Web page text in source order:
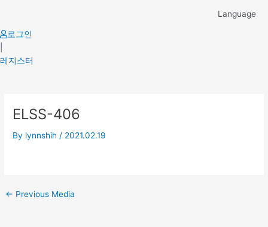
content
Language
로그인
레지스터
ELSS-406
By lynnshih / 2021.02.19
navigation
← Previous Media